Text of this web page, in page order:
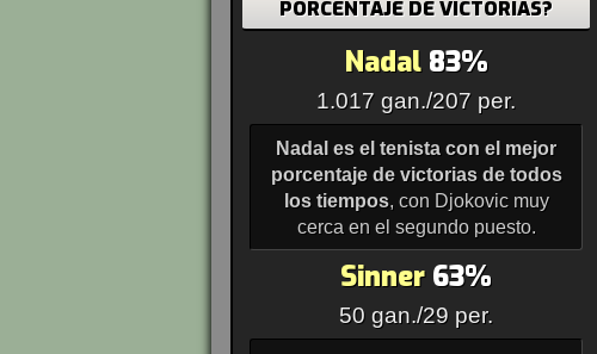
PORCENTAJE DE VICTORIAS?
Nadal 83%
1.017 gan./207 per.
Nadal es el tenista con el mejor
porcentaje de victorias de todos
los tiempos, con Djokovic muy
cerca en el segundo puesto.
Sinner 63%
50 gan./29 per.